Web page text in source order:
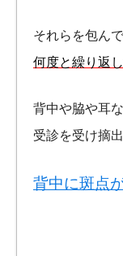
それらを包ん
何度と繰り返
背中や脇や耳
受診を受け摘
背中に斑点